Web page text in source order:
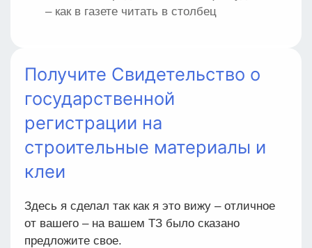
– как в газете читать в столбец
Получите Свидетельство о
государственной
регистрации на
строительные материалы и
клеи
Здесь я сделал так как я это вижу – отличное
от вашего – на вашем ТЗ было сказано
предложите свое.